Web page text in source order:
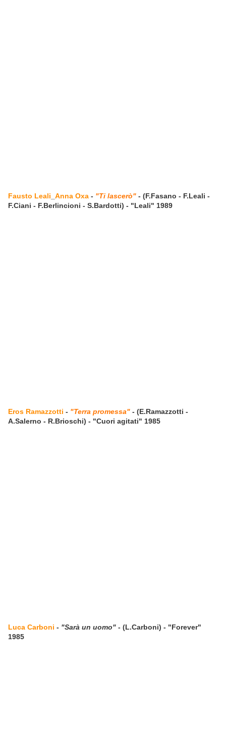
Fausto Leali Anna Oxa - "Ti lascerò" - (F.Fasano - F.Leali -
F.Ciani - F.Berlincioni - S.Bardotti) - "Leali" 1989
Eros Ramazzotti - "Terra promessa" - (E.Ramazzotti -
A.Salerno - R.Brioschi) - "Cuori agitati" 1985
Luca Carboni - "Sarà un uomo" - (L.Carboni) - "Forever"
1985